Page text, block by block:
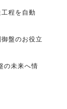
程を自動
盤のお役立
の未来へ情